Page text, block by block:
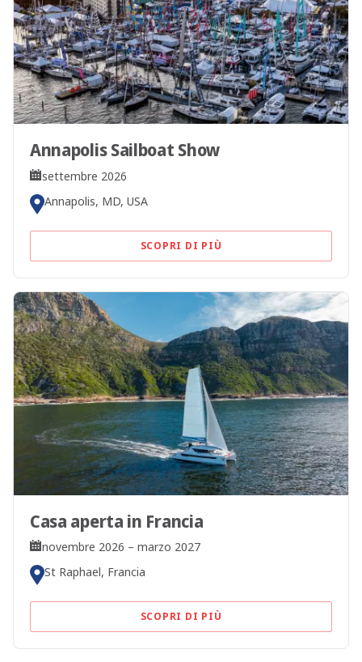
Annapolis Sailboat Show
settembre 2026
Annapolis, MD, USA
SCOPRI DI PIÙ
Casa aperta in Francia
novembre 2026 – marzo 2027
St Raphael, Francia
SCOPRI DI PIÙ